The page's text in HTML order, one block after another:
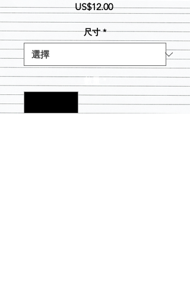
US$12.00價
尺寸 *
數量 *